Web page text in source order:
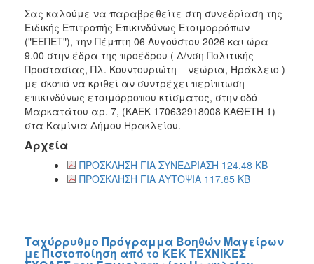
Σας καλούμε να παραβρεθείτε στη συνεδρίαση της
Ειδικής Επιτροπής Επικινδύνως Ετοιμορρόπων
("ΕΕΠΕΤ"), την Πέμπτη 06 Αυγούστου 2026 και ώρα
9.00 στην έδρα της προέδρου ( Δ/νση Πολιτικής
Προστασίας, Πλ. Κουντουριώτη – νεώρια, Ηράκλειο )
με σκοπό να κριθεί αν συντρέχει περίπτωση
επικινδύνως ετοιμόρροπου κτίσματος, στην οδό
Μαρκατάτου αρ. 7, (ΚΑΕΚ 170632918008 ΚΑΘΕΤΗ 1)
στα Καμίνια Δήμου Ηρακλείου.
Αρχεία
ΠΡΟΣΚΛΗΣΗ ΓΙΑ ΣΥΝΕΔΡΙΑΣΗ 124.48 KB
ΠΡΟΣΚΛΗΣΗ ΓΙΑ ΑΥΤΟΨΙΑ 117.85 KB
Ταχύρρυθμο Πρόγραμμα Βοηθών Μαγείρων
με Πιστοποίηση από το ΚΕΚ ΤΕΧΝΙΚΕΣ